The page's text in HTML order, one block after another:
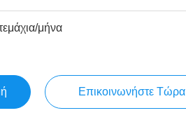
μήνα
Επικοινωνήστε Τώρα